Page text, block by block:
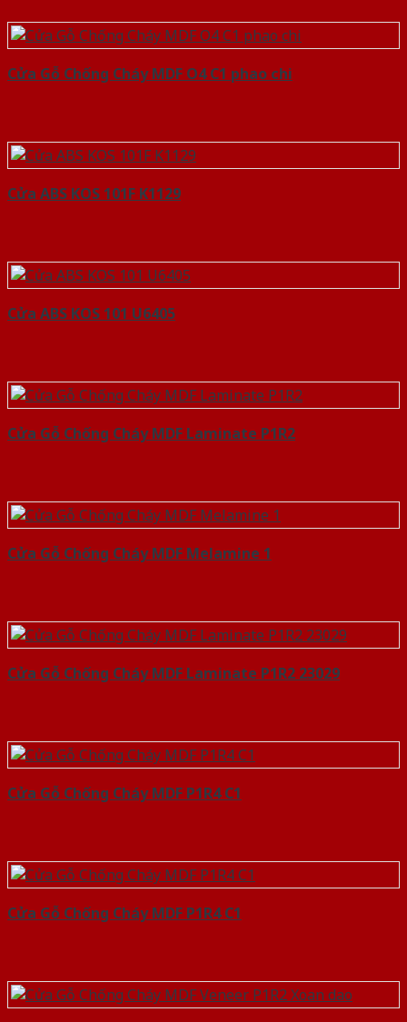
Cửa Gỗ Chống Cháy MDF O4 C1 phao chi
Cửa ABS KOS 101F K1129
Cửa ABS KOS 101 U6405
Cửa Gỗ Chống Cháy MDF Laminate P1R2
Cửa Gỗ Chống Cháy MDF Melamine 1
Cửa Gỗ Chống Cháy MDF Laminate P1R2 23029
Cửa Gỗ Chống Cháy MDF P1R4 C1
Cửa Gỗ Chống Cháy MDF P1R4 C1